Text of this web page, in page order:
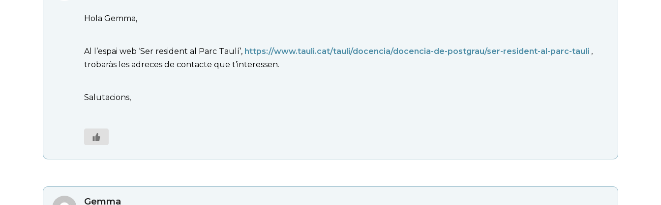
Hola Gemma,
Al l’espai web ‘Ser resident al Parc Taulí’, https://www.tauli.cat/tauli/docencia/docencia-de-postgrau/ser-resident-al-parc-tauli ,
trobaràs les adreces de contacte que t’interessen.
Salutacions,
Gemma